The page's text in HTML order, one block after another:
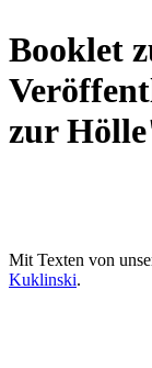
Booklet
zur
Mit Texten von
Kuklinski.